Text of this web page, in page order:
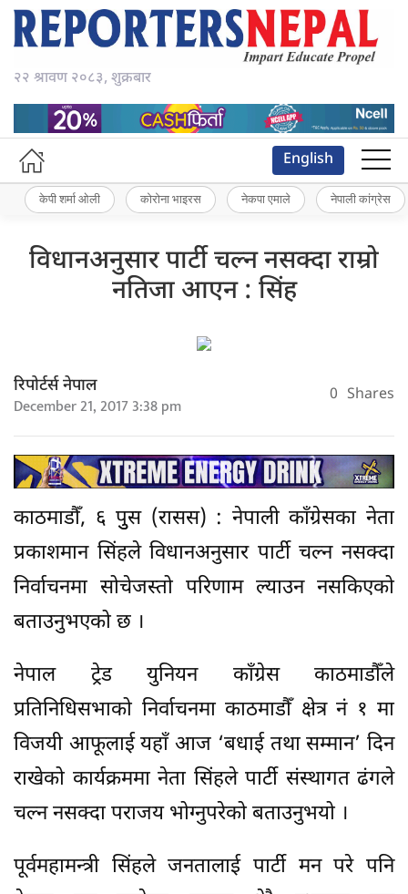
२२ श्रावण २०८३, शुक्रबार
English
केपी शर्मा ओली कोरोना भाइरस नेकपा एमाले नेपाली कांग्रेस
विधानअनुसार पार्टी चल्न नसक्दा राम्रो
नतिजा आएन : सिंह
रिपोर्टर्स नेपाल
December 21, 2017 3:38 pm 0 Shares
काठमाडौँ, ६ पुुस (रासस) : नेपाली काँग्रेसका नेता
प्रकाशमान सिंहले विधानअनुसार पार्टी चल्न नसक्दा
निर्वाचनमा सोचेजस्तो परिणाम ल्याउन नसकिएको
बताउनुभएको छ ।
नेपाल ट्रेड युनियन काँग्रेस काठमाडौँले
प्रतिनिधिसभाको निर्वाचनमा काठमाडौँ क्षेत्र नं १ मा
विजयी आफूलाई यहाँ आज ‘बधाई तथा सम्मान’ दिन
राखेको कार्यक्रममा नेता सिंहले पार्टी संस्थागत ढंगले
चल्न नसक्दा पराजय भोग्नुपरेको बताउनुभयो ।
पूर्वमहामन्त्री सिंहले जनतालाई पार्टी मन परे पनि